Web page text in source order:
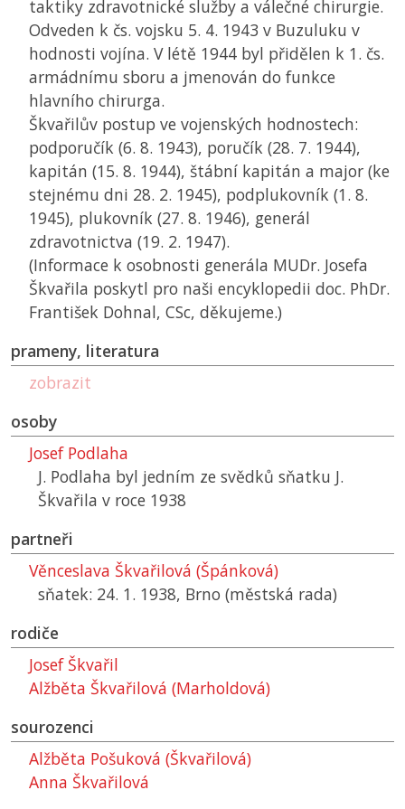
taktiky zdravotnické služby a válečné chirurgie.
Odveden k čs. vojsku 5. 4. 1943 v Buzuluku v
hodnosti vojína. V létě 1944 byl přidělen k 1. čs.
armádnímu sboru a jmenován do funkce
hlavního chirurga.
Škvařilův postup ve vojenských hodnostech:
podporučík (6. 8. 1943), poručík (28. 7. 1944),
kapitán (15. 8. 1944), štábní kapitán a major (ke
stejnému dni 28. 2. 1945), podplukovník (1. 8.
1945), plukovník (27. 8. 1946), generál
zdravotnictva (19. 2. 1947).
(Informace k osobnosti generála MUDr. Josefa
Škvařila poskytl pro naši encyklopedii doc. PhDr.
František Dohnal, CSc, děkujeme.)
prameny, literatura
zobrazit
osoby
Josef Podlaha
J. Podlaha byl jedním ze svědků sňatku J.
Škvařila v roce 1938
partneři
Věnceslava Škvařilová (Špánková)
sňatek: 24. 1. 1938, Brno (městská rada)
rodiče
Josef Škvařil
Alžběta Škvařilová (Marholdová)
sourozenci
Alžběta Pošuková (Škvařilová)
Anna Škvařilová